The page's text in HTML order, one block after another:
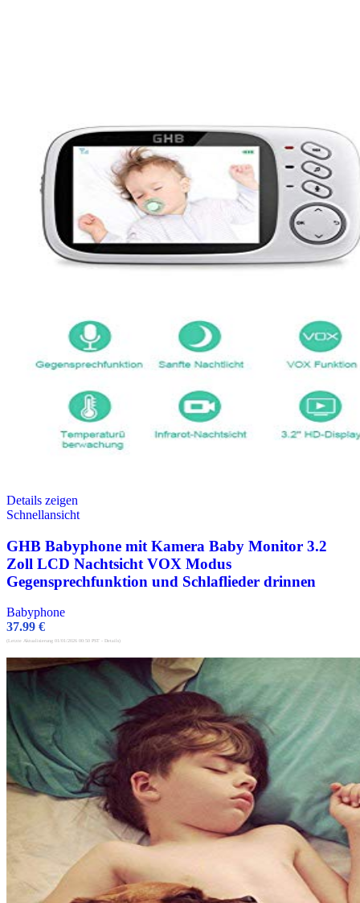
Details zeigen
Schnellansicht
GHB Babyphone mit Kamera Baby Monitor 3.2
Zoll LCD Nachtsicht VOX Modus
Gegensprechfunktion und Schlaflieder drinnen
Babyphone
37.99 €
(Letzte Aktualisierung 01/01/2026 00:50 PST - Details)